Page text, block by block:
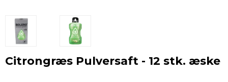
Citrongræs Pulversaft - 12 stk. æske